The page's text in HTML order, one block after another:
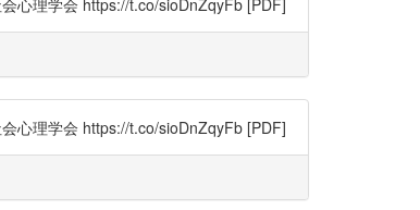
心理学会 https://t.co/sioDnZqyFb [PDF]
心理学会 https://t.co/sioDnZqyFb [PDF]